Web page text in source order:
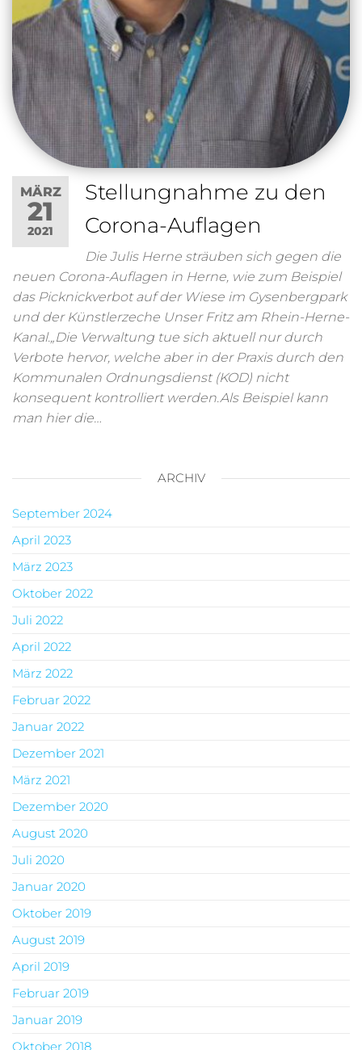
MÄRZ
21
2021
Stellungnahme zu den
Corona-Auflagen
Die Julis Herne sträuben sich gegen die
neuen Corona-Auflagen in Herne, wie zum Beispiel
das Picknickverbot auf der Wiese im Gysenbergpark
und der Künstlerzeche Unser Fritz am Rhein-Herne-
Kanal.„Die Verwaltung tue sich aktuell nur durch
Verbote hervor, welche aber in der Praxis durch den
Kommunalen Ordnungsdienst (KOD) nicht
konsequent kontrolliert werden.Als Beispiel kann
man hier die…
ARCHIV
September 2024
April 2023
März 2023
Oktober 2022
Juli 2022
April 2022
März 2022
Februar 2022
Januar 2022
Dezember 2021
März 2021
Dezember 2020
August 2020
Juli 2020
Januar 2020
Oktober 2019
August 2019
April 2019
Februar 2019
Januar 2019
Oktober 2018